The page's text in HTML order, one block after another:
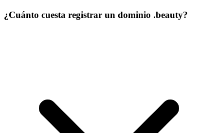
¿Cuánto cuesta registrar un dominio .beauty?